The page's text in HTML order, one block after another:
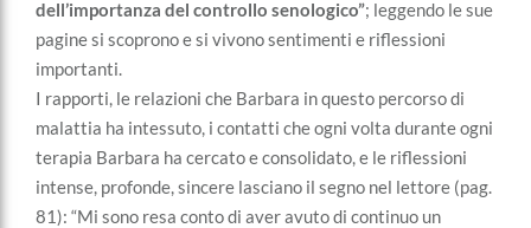
dell’importanza del controllo senologico”; leggendo le sue
pagine si scoprono e si vivono sentimenti e riflessioni
importanti.
I rapporti, le relazioni che Barbara in questo percorso di
malattia ha intessuto, i contatti che ogni volta durante ogni
terapia Barbara ha cercato e consolidato, e le riflessioni
intense, profonde, sincere lasciano il segno nel lettore (pag.
81): “Mi sono resa conto di aver avuto di continuo un